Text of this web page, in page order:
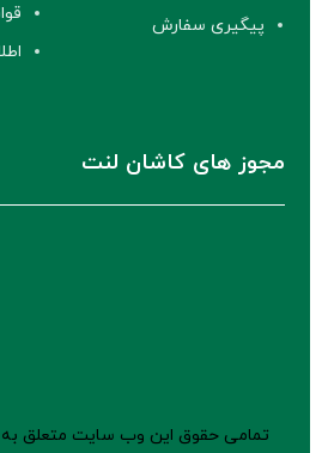
پیگیری سفارش
مجوز های کاشان لنت
تمامی حقوق این وب سایت متعلق